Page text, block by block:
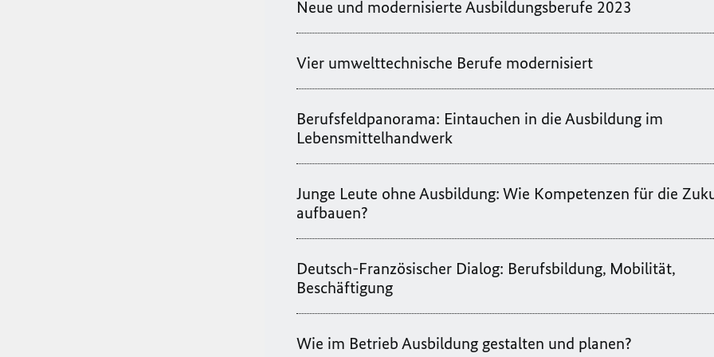
Neue und modernisierte Ausbildungsberufe 2023
Vier umwelttechnische Berufe modernisiert
Berufsfeldpanorama: Eintauchen in die Ausbildung im
Lebensmittelhandwerk
Junge Leute ohne Ausbildung: Wie Kompetenzen für die
aufbauen?
Deutsch-Französischer Dialog: Berufsbildung, Mobilität,
Beschäftigung
Wie im Betrieb Ausbildung gestalten und planen?